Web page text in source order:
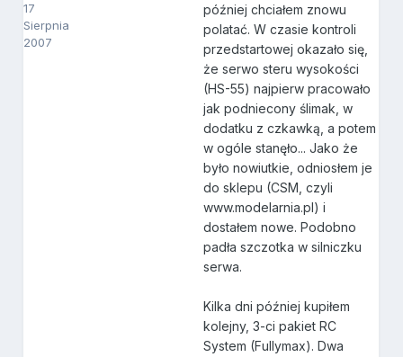
17
Sierpnia
2007
później chciałem znowu
polatać. W czasie kontroli
przedstartowej okazało się,
że serwo steru wysokości
(HS-55) najpierw pracowało
jak podniecony ślimak, w
dodatku z czkawką, a potem
w ogóle stanęło... Jako że
było nowiutkie, odniosłem je
do sklepu (CSM, czyli
www.modelarnia.pl) i
dostałem nowe. Podobno
padła szczotka w silniczku
serwa.
Kilka dni później kupiłem
kolejny, 3-ci pakiet RC
System (Fullymax). Dwa